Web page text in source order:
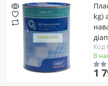
kg)
Код
В
1